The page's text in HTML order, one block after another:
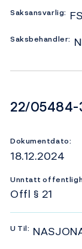
Saksansvarlig:
Saksbehandler:
22/
Dokumentdato:
18.12.2024
Unntatt
Offl § 21
U Til: